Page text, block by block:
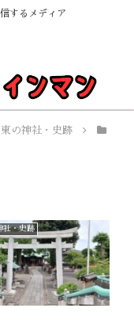
するメディア
東の神社・史跡
社・史跡